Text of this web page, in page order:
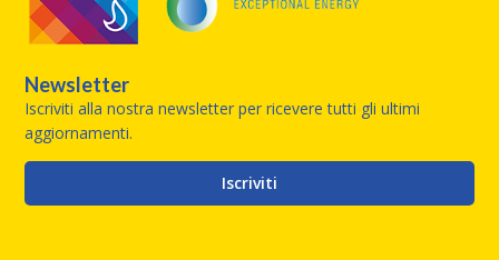
Newsletter
Iscriviti alla nostra newsletter per ricevere tutti gli ultimi
aggiornamenti.
Iscriviti